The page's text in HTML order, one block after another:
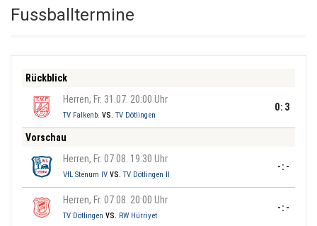
Fussballtermine